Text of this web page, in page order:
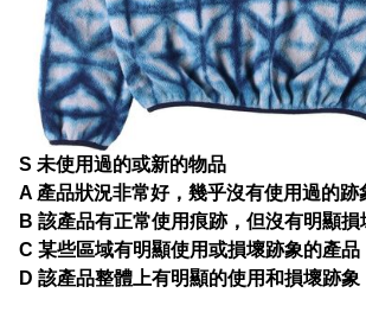
S 未使用過的或新的物品
A 產品狀況非常好，幾乎沒有使用過的跡
B 該產品有正常使用痕跡，但沒有明顯損
C 某些區域有明顯使用或損壞跡象的產品
D 該產品整體上有明顯的使用和損壞跡象